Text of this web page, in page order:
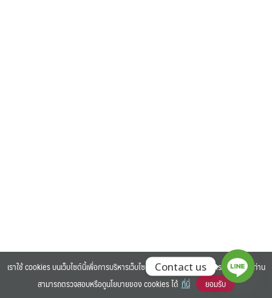
©2025 BANGKOK UNIVERSITY. ALL RIGHTS RESERVED.
เราใช้ cookies บนเว็บไซต์นี้เพื่อการบริหารเว็บไซต์ และเพิ่มประสิทธิภาพการใช้งานของท่าน
สามารถตรวจสอบหรือดูนโยบายของ cookies ได้ ที่นี่ ยอมรับ
Contact us